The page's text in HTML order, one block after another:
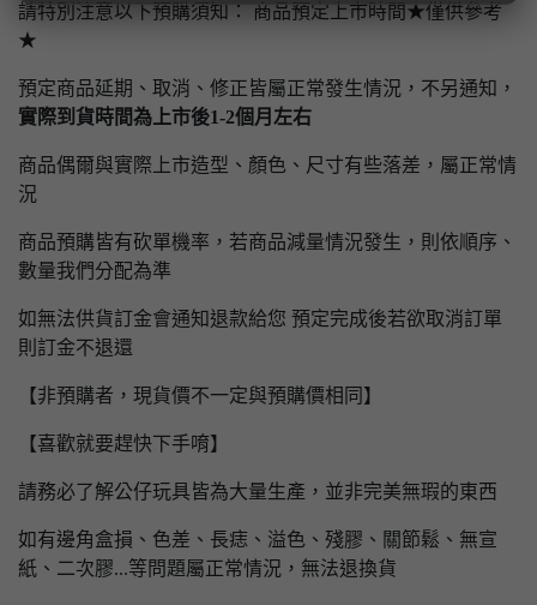
請特別注意以下預購須知： 商品預定上市時間★僅供參考
★
預定商品延期、取消、修正皆屬正常發生情況，不另通知，
實際到貨時間為上市後1-2個月左右
商品偶爾與實際上市造型、顏色、尺寸有些落差，屬正常情
況
商品預購皆有砍單機率，若商品減量情況發生，則依順序、
數量我們分配為準
如無法供貨訂金會通知退款給您 預定完成後若欲取消訂單
則訂金不退還
【非預購者，現貨價不一定與預購價相同】
【喜歡就要趕快下手唷】
請務必了解公仔玩具皆為大量生產，並非完美無瑕的東西
如有邊角盒損、色差、長痣、溢色、殘膠、關節鬆、無宣
紙、二次膠...等問題屬正常情況，無法退換貨